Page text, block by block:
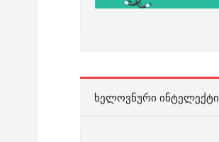
ᲮᲔᲚᲝᲕᲜᲣᲠᲘ ᲘᲜᲢᲔᲚᲔᲥᲢᲘ